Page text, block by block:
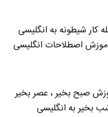
کار شیطونه به انگلیسی
اصطلاحات انگلیسی
صبح بخیر ، عصر بخیر
بخیر به انگلیسی